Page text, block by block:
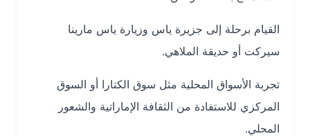
القيام برحلة إلى جزيرة ياس وزيارة ياس مارينا
سيركت أو حديقة الملاهي.
تجربة الأسواق المحلية مثل سوق الكتارا أو السوق
المركزي للاستفادة من الثقافة الإماراتية والشعور
المحلي.